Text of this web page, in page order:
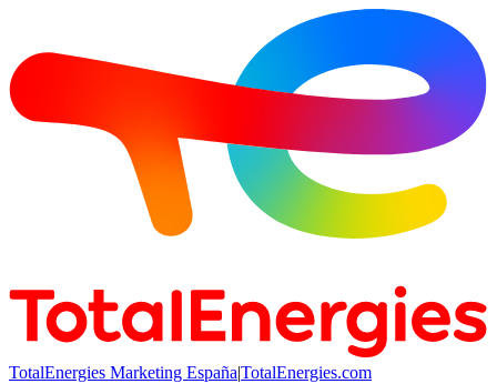
TotalEnergies Marketing España|TotalEnergies.com